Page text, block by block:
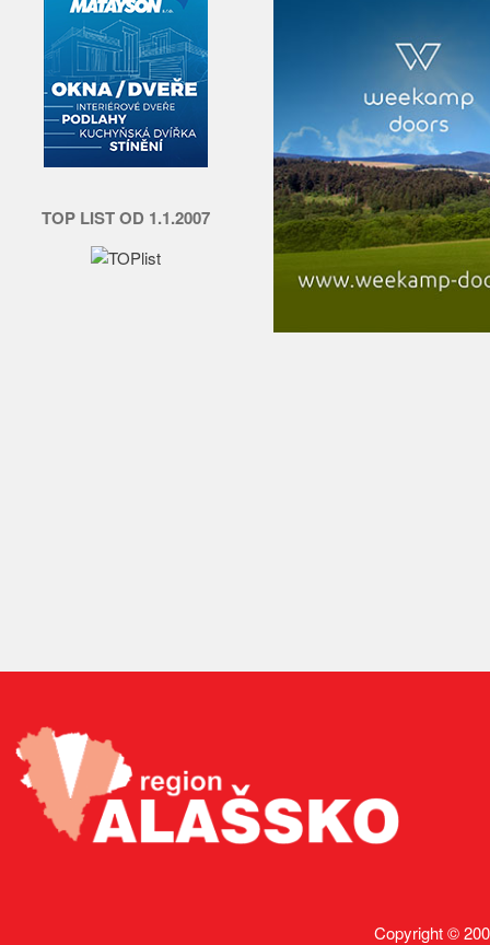
TOP LIST OD 1.1.2007
Copyright ©